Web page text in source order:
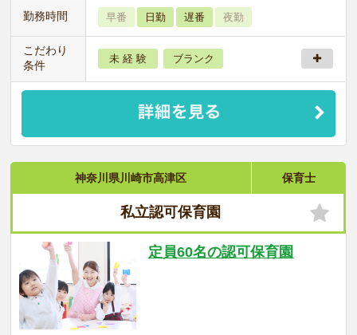
勤務時間 早番 日勤 遅番 夜勤
こだわり
条件
未 経 験 ブランク
神奈川県川崎市高津区 保育士
私立認可保育園
定員60名の認可保育園